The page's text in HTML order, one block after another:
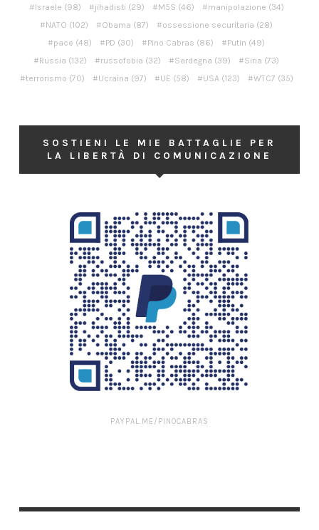
Israele (98) jihadisti (29) M5S (46) manipolazione (34)
NATO (102) Obama (87) ossessione securitaria (28)
pace (48) PD (30) Pino Cabras (86) Putin (49)
Russia (132) russofobia (32) Sardegna (39) Siria (73)
terrorismo (70) Ucraina (97) UE (58) USA(123) WTC7 (35)
SOSTIENI LE MIE BATTAGLIE PER
LA LIBERTÀ DI COMUNICAZIONE
PAYPAL.ME/PINOCABRAS